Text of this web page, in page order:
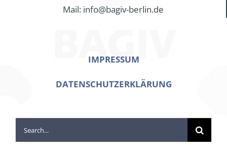
Mail: info@bagiv-berlin.de
IMPRESSUM
DATENSCHUTZERKLÄRUNG
Search
for: